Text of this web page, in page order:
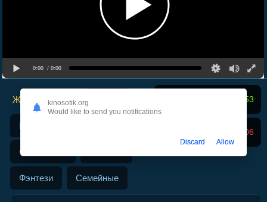
0:00 / 0:00
Жанры фильма:
Комедии
Фантастика
Фэнтези Семейные
1253
406
kinosotik.org
Would like to send you notifications
Discard Allow